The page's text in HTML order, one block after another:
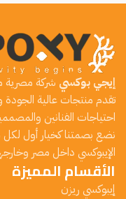
إيجي بوكسي شركة مصرية
تقدم منتجات عالية الجودة
احتياجات الفنانين
نضع بصمتنا كخيار أول
الإيبوكسي داخل مصر
الأقسام المميزة
إيبوكسي ريزن